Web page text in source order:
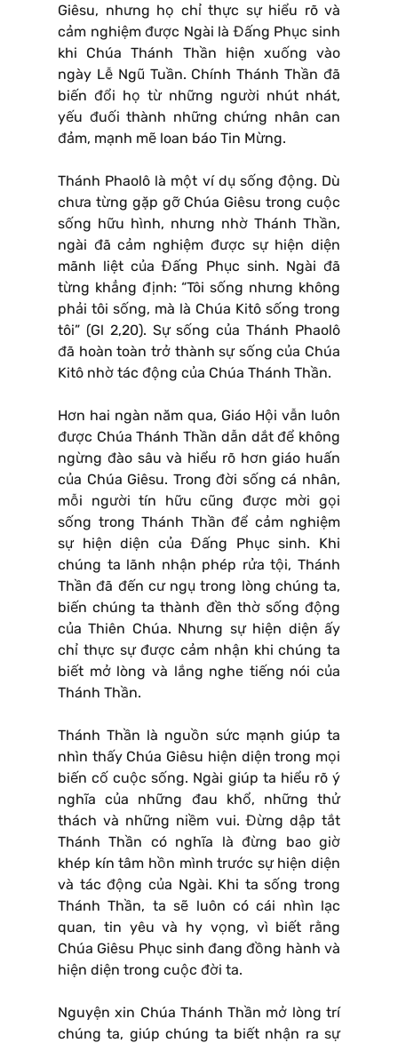
Giêsu, nhưng họ chỉ thực sự hiểu rõ và
cảm nghiệm được Ngài là Đấng Phục sinh
khi Chúa Thánh Thần hiện xuống vào
ngày Lễ Ngũ Tuần. Chính Thánh Thần đã
biến đổi họ từ những người nhút nhát,
yếu đuối thành những chứng nhân can
đảm, mạnh mẽ loan báo Tin Mừng.
Thánh Phaolô là một ví dụ sống động. Dù
chưa từng gặp gỡ Chúa Giêsu trong cuộc
sống hữu hình, nhưng nhờ Thánh Thần,
ngài đã cảm nghiệm được sự hiện diện
mãnh liệt của Đấng Phục sinh. Ngài đã
từng khẳng định: “Tôi sống nhưng không
phải tôi sống, mà là Chúa Kitô sống trong
tôi” (Gl 2,20). Sự sống của Thánh Phaolô
đã hoàn toàn trở thành sự sống của Chúa
Kitô nhờ tác động của Chúa Thánh Thần.
Hơn hai ngàn năm qua, Giáo Hội vẫn luôn
được Chúa Thánh Thần dẫn dắt để không
ngừng đào sâu và hiểu rõ hơn giáo huấn
của Chúa Giêsu. Trong đời sống cá nhân,
mỗi người tín hữu cũng được mời gọi
sống trong Thánh Thần để cảm nghiệm
sự hiện diện của Đấng Phục sinh. Khi
chúng ta lãnh nhận phép rửa tội, Thánh
Thần đã đến cư ngụ trong lòng chúng ta,
biến chúng ta thành đền thờ sống động
của Thiên Chúa. Nhưng sự hiện diện ấy
chỉ thực sự được cảm nhận khi chúng ta
biết mở lòng và lắng nghe tiếng nói của
Thánh Thần.
Thánh Thần là nguồn sức mạnh giúp ta
nhìn thấy Chúa Giêsu hiện diện trong mọi
biến cố cuộc sống. Ngài giúp ta hiểu rõ ý
nghĩa của những đau khổ, những thử
thách và những niềm vui. Đừng dập tắt
Thánh Thần có nghĩa là đừng bao giờ
khép kín tâm hồn mình trước sự hiện diện
và tác động của Ngài. Khi ta sống trong
Thánh Thần, ta sẽ luôn có cái nhìn lạc
quan, tin yêu và hy vọng, vì biết rằng
Chúa Giêsu Phục sinh đang đồng hành và
hiện diện trong cuộc đời ta.
Nguyện xin Chúa Thánh Thần mở lòng trí
chúng ta, giúp chúng ta biết nhận ra sự